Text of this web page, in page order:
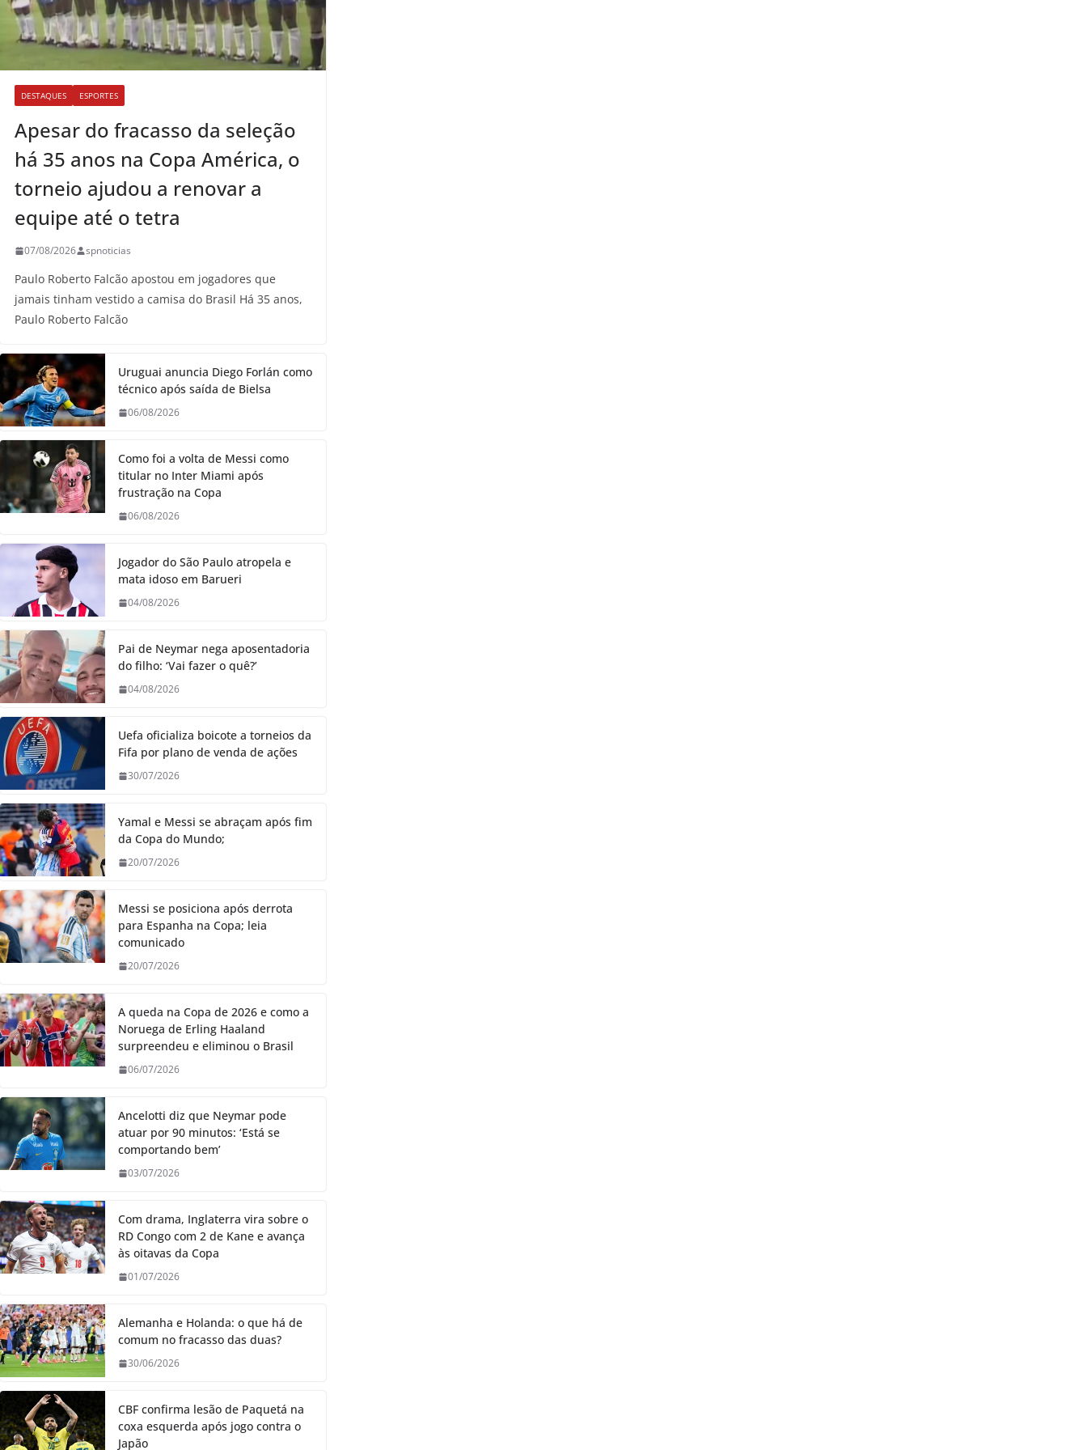
DESTAQUES ESPORTES
Apesar do fracasso da seleção
há 35 anos na Copa América, o
torneio ajudou a renovar a
equipe até o tetra
07/08/2026 spnoticias
Paulo Roberto Falcão apostou em jogadores que
jamais tinham vestido a camisa do Brasil Há 35 anos,
Paulo Roberto Falcão
Uruguai anuncia Diego Forlán como
técnico após saída de Bielsa
06/08/2026
Como foi a volta de Messi como
titular no Inter Miami após
frustração na Copa
06/08/2026
Jogador do São Paulo atropela e
mata idoso em Barueri
04/08/2026
Pai de Neymar nega aposentadoria
do filho: ‘Vai fazer o quê?’
04/08/2026
Uefa oficializa boicote a torneios da
Fifa por plano de venda de ações
30/07/2026
Yamal e Messi se abraçam após fim
da Copa do Mundo;
20/07/2026
Messi se posiciona após derrota
para Espanha na Copa; leia
comunicado
20/07/2026
A queda na Copa de 2026 e como a
Noruega de Erling Haaland
surpreendeu e eliminou o Brasil
06/07/2026
Ancelotti diz que Neymar pode
atuar por 90 minutos: ‘Está se
comportando bem’
03/07/2026
Com drama, Inglaterra vira sobre o
RD Congo com 2 de Kane e avança
às oitavas da Copa
01/07/2026
Alemanha e Holanda: o que há de
comum no fracasso das duas?
30/06/2026
CBF confirma lesão de Paquetá na
coxa esquerda após jogo contra o
Japão